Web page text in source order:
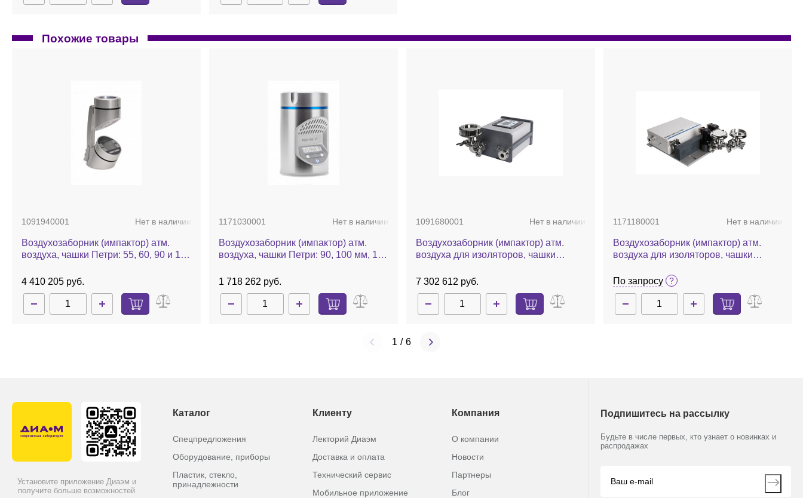
Похожие товары
1091940001 Нет в наличии
Воздухозаборник (импактор) атм.
воздуха, чашки Петри: 55, 60, 90 и 100
взрывобезопасн. исполнение, MAS-
4 410 205 руб.
1171030001 Нет в наличии
Воздухозаборник (импактор) атм.
воздуха, чашки Петри: 90, 100 мм, 100
MAS-100 VF
1 718 262 руб.
1091680001 Нет в наличии
Воздухозаборник (импактор) атм.
воздуха для изоляторов, чашки
калибровка, MAS-100 Iso NT
7 302 612 руб.
1171180001 Нет в наличии
Воздухозаборник (импактор) атм.
воздуха для изоляторов, чашки
насос стер. фильтрации, MAS-100 Iso
MH
По запросу
1 / 6
Установите приложение Диаэм и
получите больше возможностей
Каталог
Спецпредложения
Оборудование, приборы
Пластик, стекло,
принадлежности
Клиенту
Лекторий Диаэм
Доставка и оплата
Технический сервис
Мобильное приложение
Компания
О компании
Новости
Партнеры
Блог
Подпишитесь на рассылку
Будьте в числе первых, кто узнает о новинках и
распродажах